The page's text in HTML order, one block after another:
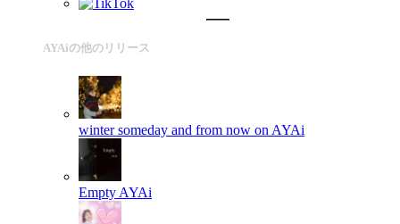
AYAiの他のリリース
winter someday and from now onAYAi
EmptyAYAi